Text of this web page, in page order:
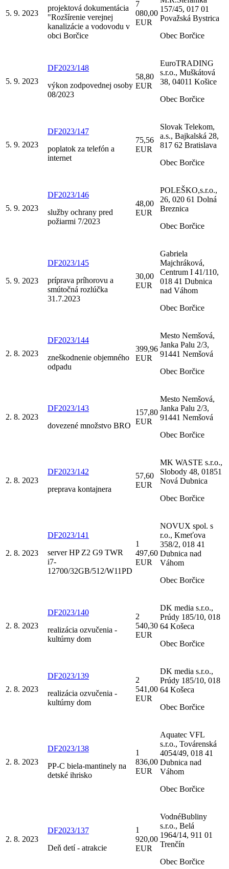
5. 9. 2023
projektová dokumentácia
"Rozšírenie verejnej
kanalizácie a vodovodu v
obci Borčice
7
080,00
EUR
157/45, 017 01
Považská Bystrica
Obec Borčice
5. 9. 2023
DF2023/148
výkon zodpovednej osoby
08/2023
58,80
EUR
EuroTRADING
s.r.o., Muškátová
38, 04011 Košice
Obec Borčice
5. 9. 2023
DF2023/147
poplatok za telefón a
internet
75,56
EUR
Slovak Telekom,
a.s., Bajkalská 28,
817 62 Bratislava
Obec Borčice
5. 9. 2023
DF2023/146
služby ochrany pred
požiarmi 7/2023
48,00
EUR
POLEŠKO,s.r.o.,
26, 020 61 Dolná
Breznica
Obec Borčice
5. 9. 2023
DF2023/145
príprava príhorovu a
smútočná rozlúčka
31.7.2023
30,00
EUR
Gabriela
Majchráková,
Centrum I 41/110,
018 41 Dubnica
nad Váhom
Obec Borčice
2. 8. 2023
DF2023/144
zneškodnenie objemného
odpadu
399,96
EUR
Mesto Nemšová,
Janka Palu 2/3,
91441 Nemšová
Obec Borčice
2. 8. 2023
DF2023/143
dovezené množstvo BRO
157,80
EUR
Mesto Nemšová,
Janka Palu 2/3,
91441 Nemšová
Obec Borčice
2. 8. 2023
DF2023/142
preprava kontajnera
57,60
EUR
MK WASTE s.r.o.,
Slobody 48, 01851
Nová Dubnica
Obec Borčice
2. 8. 2023
DF2023/141
server HP Z2 G9 TWR
i7-
12700/32GB/512/W11PD
1
497,60
EUR
NOVUX spol. s
r.o., Kmeťova
358/2, 018 41
Dubnica nad
Váhom
Obec Borčice
2. 8. 2023
DF2023/140
realizácia ozvučenia -
kultúrny dom
2
540,30
EUR
DK media s.r.o.,
Prúdy 185/10, 018
64 Košeca
Obec Borčice
2. 8. 2023
DF2023/139
realizácia ozvučenia -
kultúrny dom
2
541,00
EUR
DK media s.r.o.,
Prúdy 185/10, 018
64 Košeca
Obec Borčice
2. 8. 2023
DF2023/138
PP-C biela-mantinely na
detské ihrisko
1
836,00
EUR
Aquatec VFL
s.r.o., Továrenská
4054/49, 018 41
Dubnica nad
Váhom
Obec Borčice
2. 8. 2023
DF2023/137
Deň detí - atrakcie
1
920,00
EUR
VodnéBubliny
s.r.o., Belá
1964/14, 911 01
Trenčín
Obec Borčice